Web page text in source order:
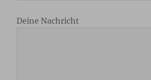
Deine Nachricht